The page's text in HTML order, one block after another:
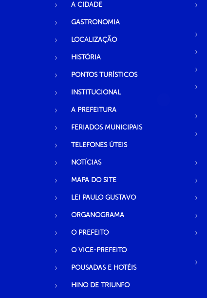
A CIDADE
GASTRONOMIA
LOCALIZAÇÃO
HISTÓRIA
PONTOS TURÍSTICOS
INSTITUCIONAL
A PREFEITURA
FERIADOS MUNICIPAIS
TELEFONES ÚTEIS
NOTÍCIAS
MAPA DO SITE
LEI PAULO GUSTAVO
ORGANOGRAMA
O PREFEITO
O VICE-PREFEITO
POUSADAS E HOTÉIS
HINO DE TRIUNFO